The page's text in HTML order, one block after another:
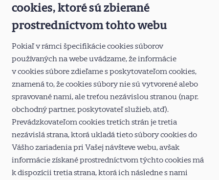
cookies, ktoré sú zbierané
prostredníctvom tohto webu
Pokiaľ v rámci špecifikácie cookies súborov
používaných na webe uvádzame, že informácie
v cookies súbore zdieľame s poskytovateľom cookies,
znamená to, že cookies súbory nie sú vytvorené alebo
spravované nami, ale treťou nezávislou stranou (napr.
obchodný partner, poskytovateľ služieb, atď).
Prevádzkovateľom cookies tretích strán je tretia
nezávislá strana, ktorá ukladá tieto súbory cookies do
Vášho zariadenia pri Vašej návšteve webu, avšak
informácie získané prostredníctvom týchto cookies má
k dispozícii tretia strana, ktorá ich následne s nami